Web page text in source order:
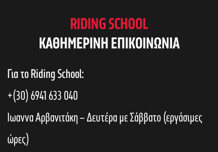
RIDING SCHOOL
KAΘΗΜΕΡΙΝΗ ΕΠΙΚΟΙΝΩΝΙΑ
Για το Riding School:
+(30) 6941 633 040
Ιωαννα Αρβανιτάκη – Δευτέρα με Σάββατο (εργάσιμες
ώρες)